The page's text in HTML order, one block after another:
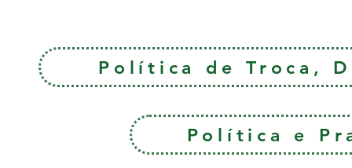
Política de Troca,
Política e